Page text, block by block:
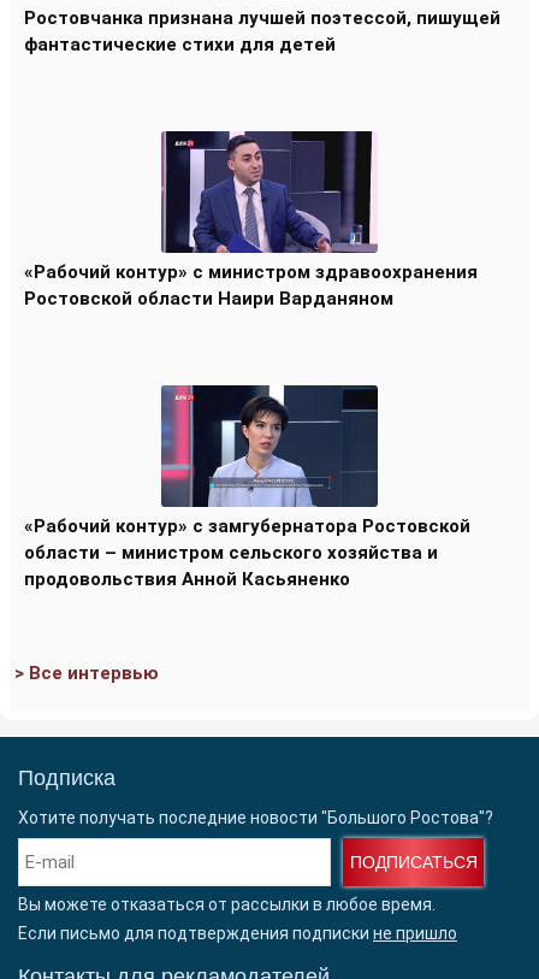
Ростовчанка признана лучшей поэтессой, пишущей
фантастические стихи для детей
«Рабочий контур» с министром здравоохранения
Ростовской области Наири Варданяном
«Рабочий контур» с замгубернатора Ростовской
области – министром сельского хозяйства и
продовольствия Анной Касьяненко
> Все интервью
Подписка
Хотите получать последние новости "Большого Ростова"?
ПОДПИСАТЬСЯ
Вы можете отказаться от рассылки в любое время.
Если письмо для подтверждения подписки не пришло